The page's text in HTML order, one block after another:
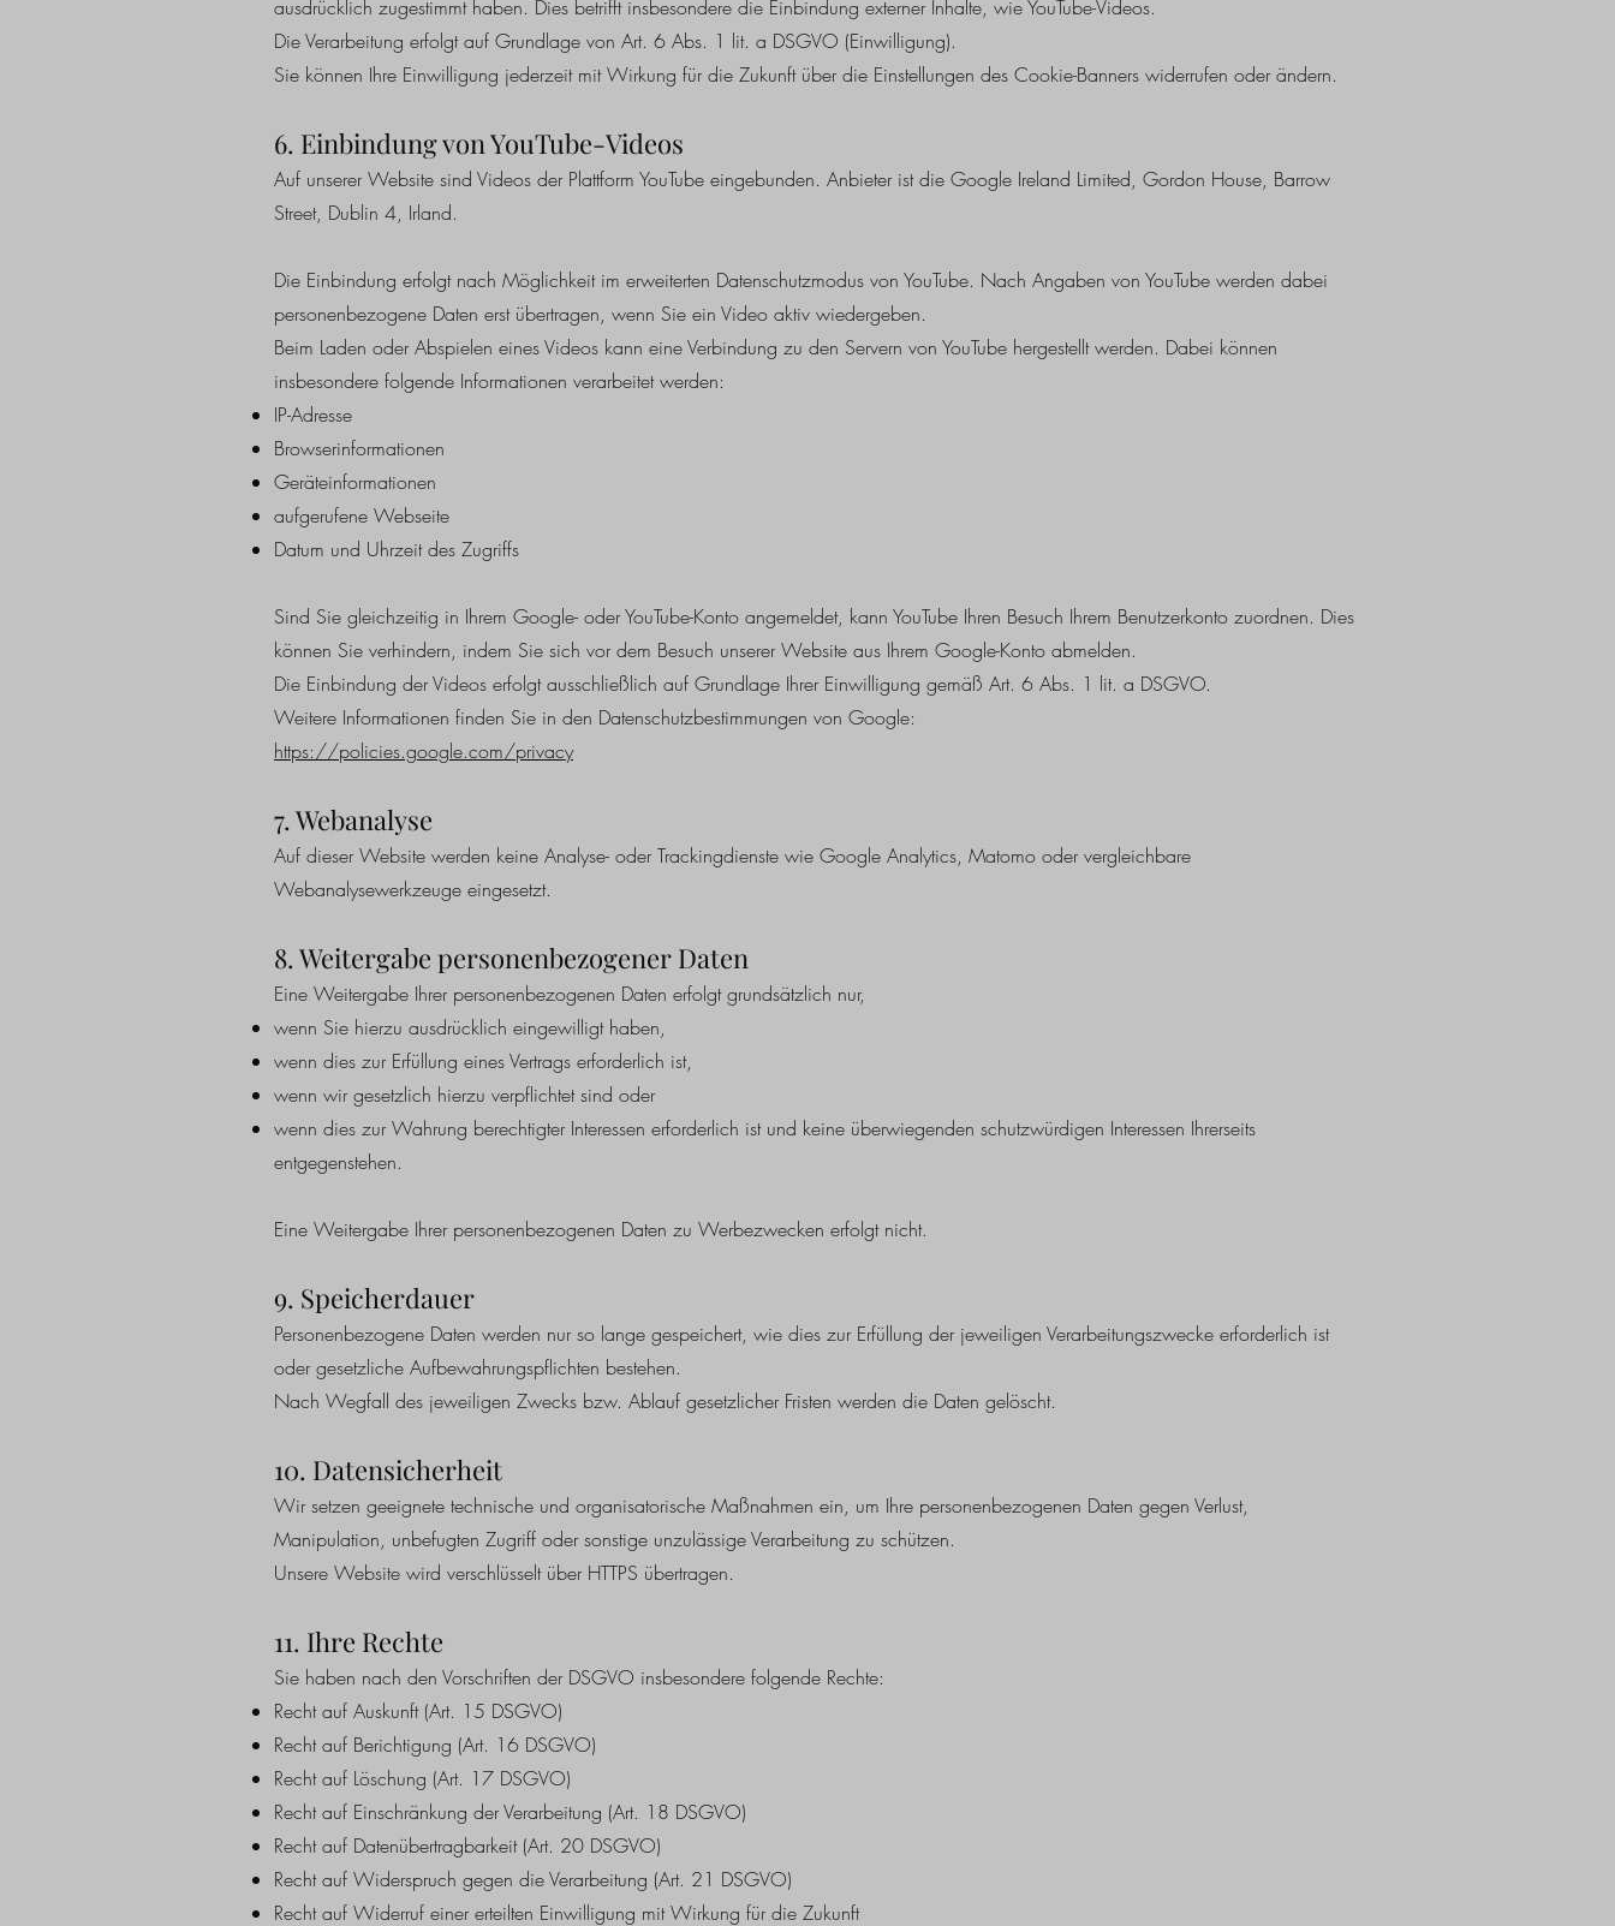
ausdrücklich zugestimmt haben. Dies betrifft insbesondere die Einbindung externer Inhalte, wie YouTube-Videos.
Die Verarbeitung erfolgt auf Grundlage von Art. 6 Abs. 1 lit. a DSGVO (Einwilligung).
Sie können Ihre Einwilligung jederzeit mit Wirkung für die Zukunft über die Einstellungen des Cookie-Banners widerrufen oder ändern.
6. Einbindung von YouTube-Videos
Auf unserer Website sind Videos der Plattform YouTube eingebunden. Anbieter ist die Google Ireland Limited, Gordon House, Barrow
Street, Dublin 4, Irland.
Die Einbindung erfolgt nach Möglichkeit im erweiterten Datenschutzmodus von YouTube. Nach Angaben von YouTube werden dabei
personenbezogene Daten erst übertragen, wenn Sie ein Video aktiv wiedergeben.
Beim Laden oder Abspielen eines Videos kann eine Verbindung zu den Servern von YouTube hergestellt werden. Dabei können
insbesondere folgende Informationen verarbeitet werden:
IP-Adresse
Browserinformationen
Geräteinformationen
aufgerufene Webseite
Datum und Uhrzeit des Zugriffs
Sind Sie gleichzeitig in Ihrem Google- oder YouTube-Konto angemeldet, kann YouTube Ihren Besuch Ihrem Benutzerkonto zuordnen. Dies
können Sie verhindern, indem Sie sich vor dem Besuch unserer Website aus Ihrem Google-Konto abmelden.
Die Einbindung der Videos erfolgt ausschließlich auf Grundlage Ihrer Einwilligung gemäß Art. 6 Abs. 1 lit. a DSGVO.
Weitere Informationen finden Sie in den Datenschutzbestimmungen von Google:
https://policies.google.com/privacy
7. Webanalyse
Auf dieser Website werden keine Analyse- oder Trackingdienste wie Google Analytics, Matomo oder vergleichbare
Webanalysewerkzeuge eingesetzt.
8. Weitergabe personenbezogener Daten
Eine Weitergabe Ihrer personenbezogenen Daten erfolgt grundsätzlich nur,
wenn Sie hierzu ausdrücklich eingewilligt haben,
wenn dies zur Erfüllung eines Vertrags erforderlich ist,
wenn wir gesetzlich hierzu verpflichtet sind oder
wenn dies zur Wahrung berechtigter Interessen erforderlich ist und keine überwiegenden schutzwürdigen Interessen Ihrerseits
entgegenstehen.
Eine Weitergabe Ihrer personenbezogenen Daten zu Werbezwecken erfolgt nicht.
9. Speicherdauer
Personenbezogene Daten werden nur so lange gespeichert, wie dies zur Erfüllung der jeweiligen Verarbeitungszwecke erforderlich ist
oder gesetzliche Aufbewahrungspflichten bestehen.
Nach Wegfall des jeweiligen Zwecks bzw. Ablauf gesetzlicher Fristen werden die Daten gelöscht.
10. Datensicherheit
Wir setzen geeignete technische und organisatorische Maßnahmen ein, um Ihre personenbezogenen Daten gegen Verlust,
Manipulation, unbefugten Zugriff oder sonstige unzulässige Verarbeitung zu schützen.
Unsere Website wird verschlüsselt über HTTPS übertragen.
11. Ihre Rechte
Sie haben nach den Vorschriften der DSGVO insbesondere folgende Rechte:
Recht auf Auskunft (Art. 15 DSGVO)
Recht auf Berichtigung (Art. 16 DSGVO)
Recht auf Löschung (Art. 17 DSGVO)
Recht auf Einschränkung der Verarbeitung (Art. 18 DSGVO)
Recht auf Datenübertragbarkeit (Art. 20 DSGVO)
Recht auf Widerspruch gegen die Verarbeitung (Art. 21 DSGVO)
Recht auf Widerruf einer erteilten Einwilligung mit Wirkung für die Zukunft